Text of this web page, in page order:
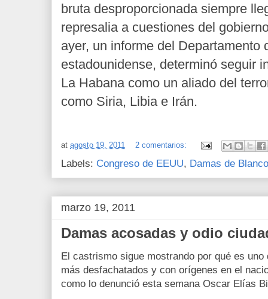
bruta desproporcionada siempre
represalia a cuestiones del
ayer, un informe del Departamento
estadounidense, determinó seguir
La Habana como un aliado del
como Siria, Libia e Irán.
at agosto 19, 2011 2 comentarios:
Labels: Congreso de EEUU, Damas de Blanco
marzo 19, 2011
Damas acosadas y odio
El castrismo sigue mostrando por qué es
más desfachatados y con orígenes en el
como lo denunció esta semana Oscar Elías